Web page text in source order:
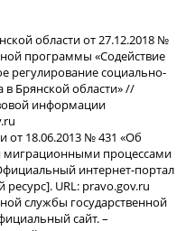
области от 27.12.2018 №
программы «Содействие
регулирование социально-
Брянской области» //
информации
от 18.06.2013 № 431 «Об
миграционными процессами
интернет-портал
URL: pravo.gov.ru
службы государственной
сайт. –